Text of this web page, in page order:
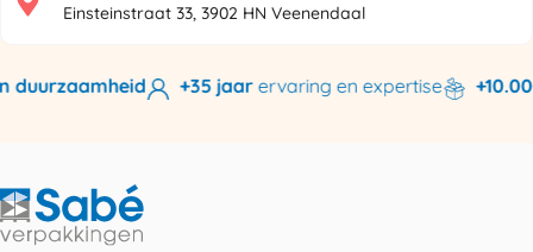
Einsteinstraat 33, 3902 HN Veenendaal
+35 jaarervaring en expertise